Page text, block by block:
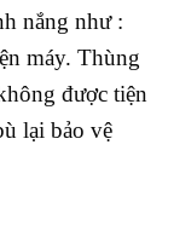
nắng như :
máy. Thùng
được tiện
lại bảo vệ